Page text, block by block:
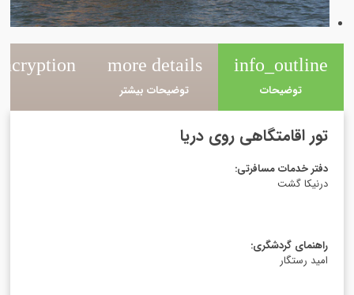
info_outline
توضیحات
more details
توضیحات بیشتر
تور اقامتگاهی روی دریا
دفتر خدمات مسافرتی:
درنیکا گشت
راهنمای گردشگری:
امید رستگار